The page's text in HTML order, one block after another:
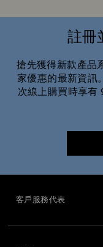
註冊
搶先獲得新款產品
家優惠的最新資訊
次線上購買時享有
客戶服務代表